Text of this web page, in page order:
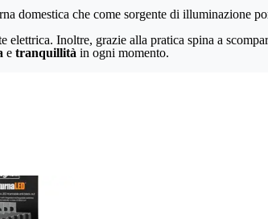
domestica che come sorgente di illuminazione
Inoltre, grazie alla pratica spina a
e tranquillità in ogni momento.